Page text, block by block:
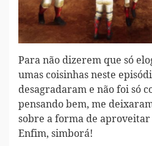
Para não dizerem que só
umas coisinhas neste
desagradaram e não foi só
pensando bem, me
sobre a forma de aproveitar
Enfim, simborá!